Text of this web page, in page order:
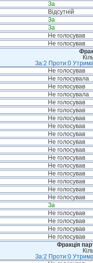
За
Відсутній
За
За
Не голосував
Не голосував
За:2 Проти:0
Не голосував
Не голосувала
Не голосував
Не голосувала
Не голосував
Не голосував
Не голосував
Не голосував
Не голосував
Не голосував
Не голосував
Не голосував
Не голосував
Не голосував
Не голосував
Не голосував
Не голосував
За
Не голосував
Не голосував
Не голосував
Не голосував
Фракція
За:2 Проти:0